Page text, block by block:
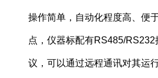
操作简单，自动化程度高、便
点，仪器标配有RS485/
议，可以通过远程通讯对其运